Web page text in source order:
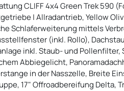
CLIFF 4x4 Green Trek 590
| Allradantrieb, Yellow
Schlaferweiterung mittels
(inkl. Rollo),
inkl. Staub- und
Abbiegelicht,
in der Nasszelle, Breite
17" Offroadbereifung Delta,